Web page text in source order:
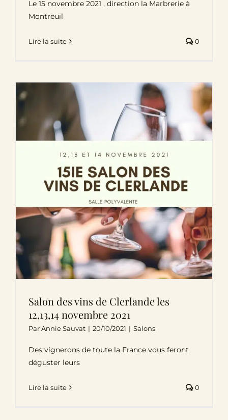
Le 15 novembre 2021 , direction la Marbrerie à
Montreuil
Lire la suite 0
Salon des vins de Clerlande les
12,13,14 novembre 2021
ParAnnie Sauvat | 20/10/2021 | Salons
Des vignerons de toute la France vous feront
déguster leurs
Lire la suite 0